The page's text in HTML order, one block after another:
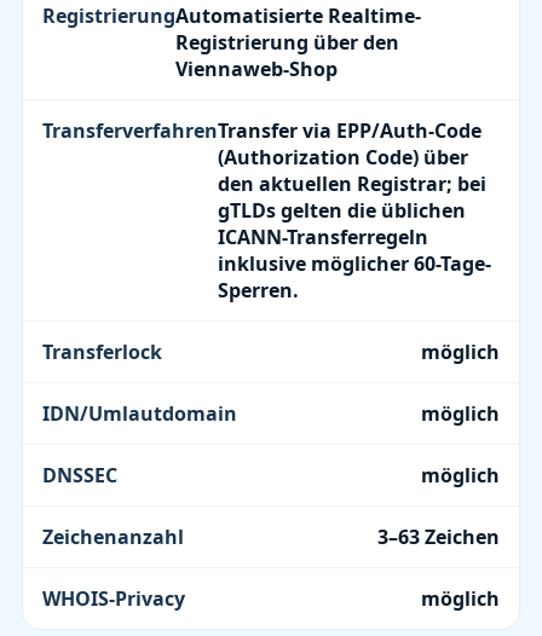
RegistrierungAutomatisierte Realtime-
Registrierung über den
Viennaweb-Shop
TransferverfahrenTransfer via EPP/Auth-Code
(Authorization Code) über
den aktuellen Registrar; bei
gTLDs gelten die üblichen
ICANN-Transferregeln
inklusive möglicher 60-Tage-
Sperren.
Transferlock möglich
IDN/Umlautdomain möglich
DNSSEC möglich
Zeichenanzahl 3–63 Zeichen
WHOIS-Privacy möglich